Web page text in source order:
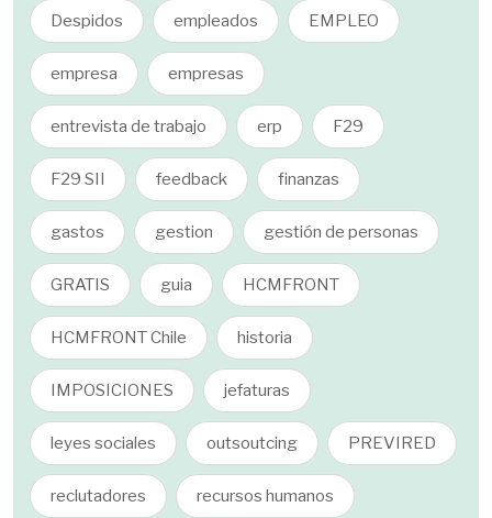
Despidos empleados EMPLEO
empresa empresas
entrevista de trabajo erp F29
F29 SII feedback finanzas
gastos gestion gestión de personas
GRATIS guia HCMFRONT
HCMFRONT Chile historia
IMPOSICIONES jefaturas
leyes sociales outsoutcing PREVIRED
reclutadores recursos humanos